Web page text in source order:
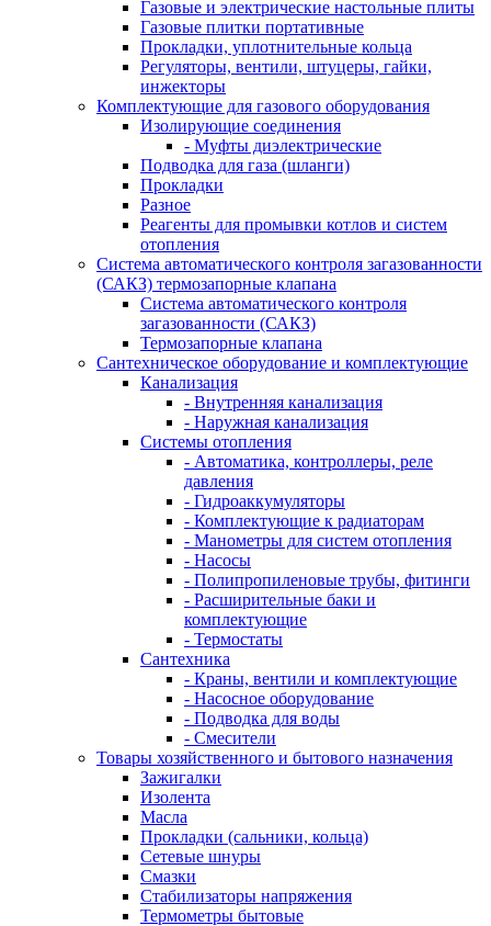
Газовые и электрические настольные плиты
Газовые плитки портативные
Прокладки, уплотнительные кольца
Регуляторы, вентили, штуцеры, гайки,
инжекторы
Комплектующие для газового оборудования
Изолирующие соединения
- Муфты диэлектрические
Подводка для газа (шланги)
Прокладки
Разное
Реагенты для промывки котлов и систем
отопления
Система автоматического контроля загазованности
(САКЗ) термозапорные клапана
Система автоматического контроля
загазованности (САКЗ)
Термозапорные клапана
Сантехническое оборудование и комплектующие
Канализация
- Внутренняя канализация
- Наружная канализация
Системы отопления
- Автоматика, контроллеры, реле
давления
- Гидроаккумуляторы
- Комплектующие к радиаторам
- Манометры для систем отопления
- Насосы
- Полипропиленовые трубы, фитинги
- Расширительные баки и
комплектующие
- Термостаты
Сантехника
- Краны, вентили и комплектующие
- Насосное оборудование
- Подводка для воды
- Смесители
Товары хозяйственного и бытового назначения
Зажигалки
Изолента
Масла
Прокладки (сальники, кольца)
Сетевые шнуры
Смазки
Стабилизаторы напряжения
Термометры бытовые